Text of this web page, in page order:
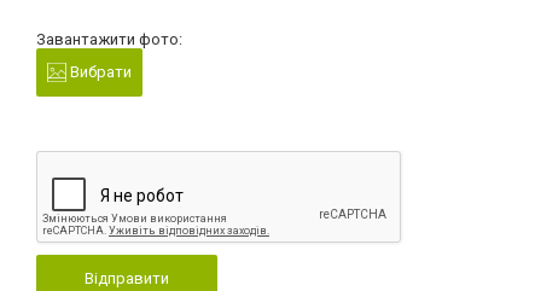
Завантажити фото:
Вибрати
Відправити